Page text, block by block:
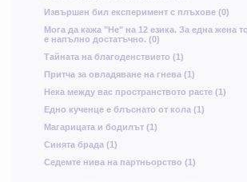
ъ
Я
Х
р
Извършен бил експеримент с плъхове (0)
Мога да кажа "Не" на 12 езика. За една жена
е напълно достатъчно. (0)
Тайната на благоденствието (1)
Притча за овладяване на гнева (1)
Нека между вас пространството расте (1)
Едно кученце е блъснато от кола (1)
Магарицата и бодилът (1)
Синята брада (1)
Седемте нива на партньорство (1)